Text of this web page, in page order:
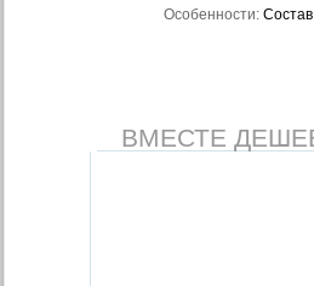
Особенности:
ВМЕСТЕ